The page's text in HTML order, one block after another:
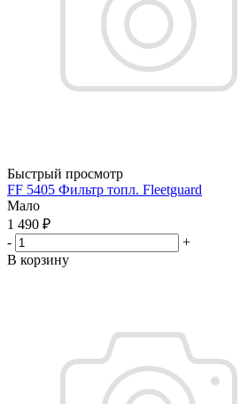
Быстрый просмотр
FF 5405 Фильтр топл. Fleetguard
Мало
1 490 ₽
-
+
В корзину